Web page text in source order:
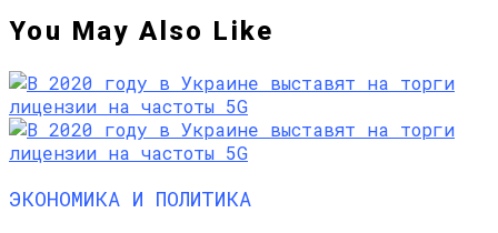
You May Also Like
ЭКОНОМИКА И ПОЛИТИКА